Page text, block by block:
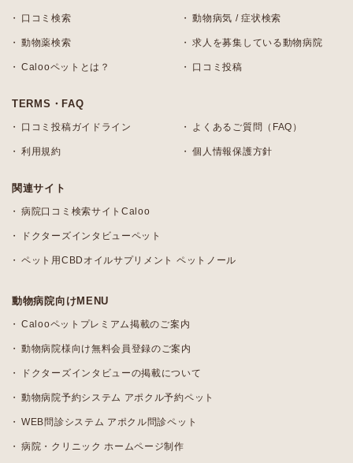
口コミ検索 動物病気 / 症状検索
動物薬検索 求人を募集している動物病院
Calooペットとは？ 口コミ投稿
TERMS・FAQ
口コミ投稿ガイドライン よくあるご質問（FAQ）
利用規約 個人情報保護方針
関連サイト
病院口コミ検索サイトCaloo
ドクターズインタビューペット
ペット用CBDオイルサプリメント ペットノール
動物病院向けMENU
Calooペットプレミアム掲載のご案内
動物病院様向け無料会員登録のご案内
ドクターズインタビューの掲載について
動物病院予約システム アポクル予約ペット
WEB問診システム アポクル問診ペット
病院・クリニック ホームページ制作